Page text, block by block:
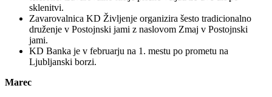
sklenitvi.
Zavarovalnica KD Življenje organizira šesto tradicionalno
druženje v Postojnski jami z naslovom Zmaj v Postojnski
jami.
KD Banka je v februarju na 1. mestu po prometu na
Ljubljanski borzi.
Marec